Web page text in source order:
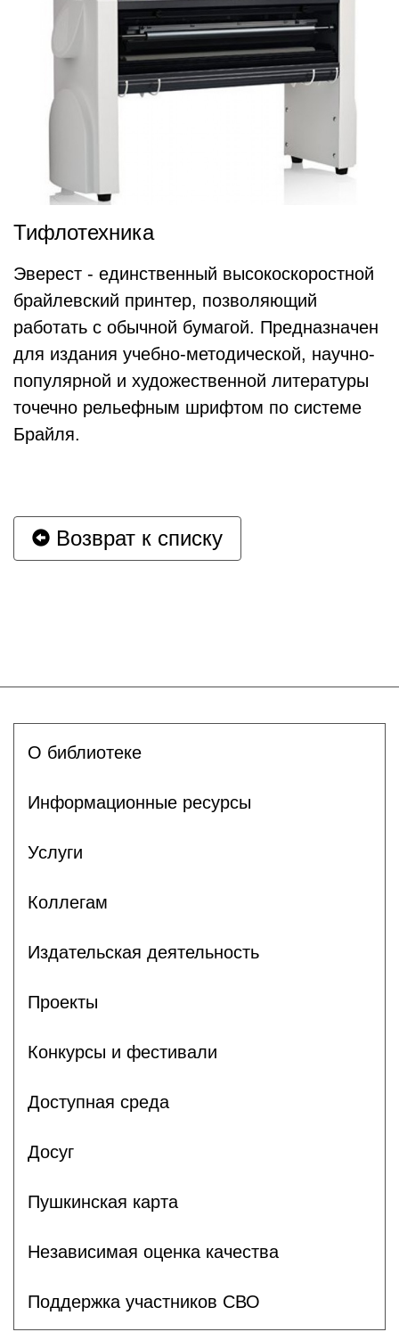
Тифлотехника
Эверест - единственный высокоскоростной
брайлевский принтер, позволяющий
работать с обычной бумагой. Предназначен
для издания учебно-методической, научно-
популярной и художественной литературы
точечно рельефным шрифтом по системе
Брайля.
Возврат к списку
О библиотеке
Информационные ресурсы
Услуги
Коллегам
Издательская деятельность
Проекты
Конкурсы и фестивали
Доступная среда
Досуг
Пушкинская карта
Независимая оценка качества
Поддержка участников СВО